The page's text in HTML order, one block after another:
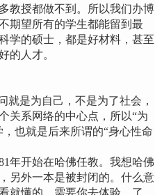
教授都做不到。所以我们办博
期望所有的学生都能留到最
学的硕士，都是好材料，甚至
的人才。
是为自己，不是为了社会，
关系网络的中心点，所以“为
也就是后来所谓的“身心性命
开始在哈佛任教。我想哈佛
另外一本是被封闭的。什么意
就懂的，需要你去体验、了